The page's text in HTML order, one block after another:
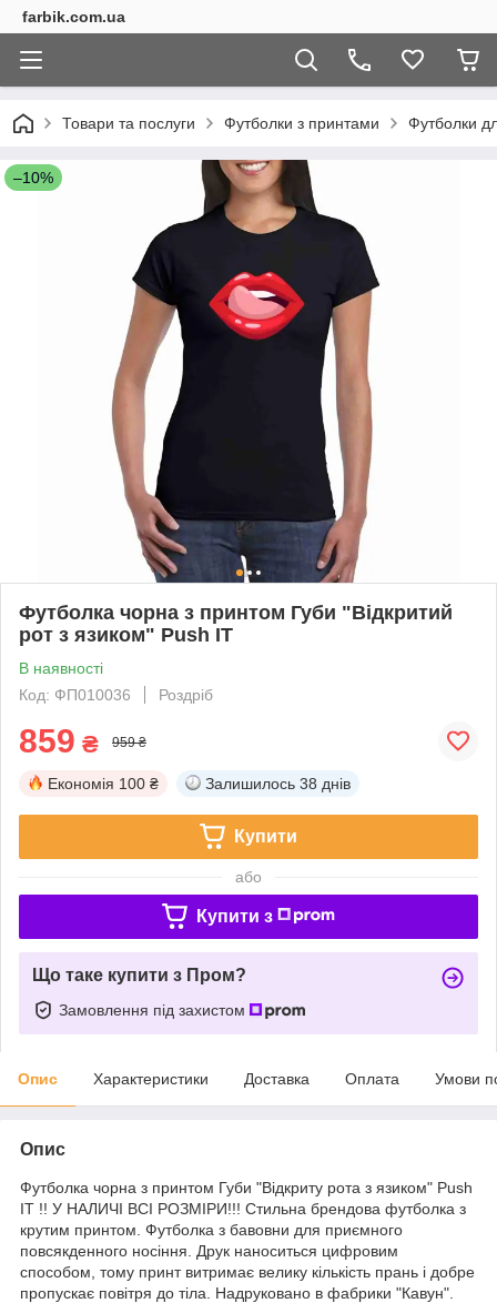
farbik.com.ua
Товари та послуги Футболки з принтами Футболки
–10%
Футболка чорна з принтом Губи "Відкритий
рот з язиком" Push IT
В наявності
Код: ФП010036
Роздріб
859 ₴ 959 ₴
Економія 100 ₴ Залишилось 38 днів
Купити
або
Купити з
Що таке купити з Пром?
Замовлення під захистом
Опис Характеристики Доставка Оплата Умови
Опис
Футболка чорна з принтом Губи "Відкриту рота з язиком" Push
IT !! У НАЛИЧІ ВСІ РОЗМІРИ!!! Стильна брендова футболка з
крутим принтом. Футболка з бавовни для приємного
повсякденного носіння. Друк наноситься цифровим
способом, тому принт витримає велику кількість прань і добре
пропускає повітря до тіла. Надруковано в фабрики "Кавун".